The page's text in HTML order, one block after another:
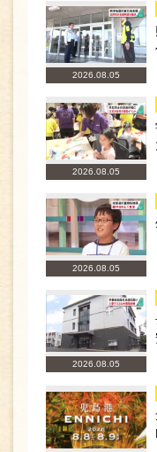
2026.08.05
2026.08.05
2026.08.05
2026.08.05